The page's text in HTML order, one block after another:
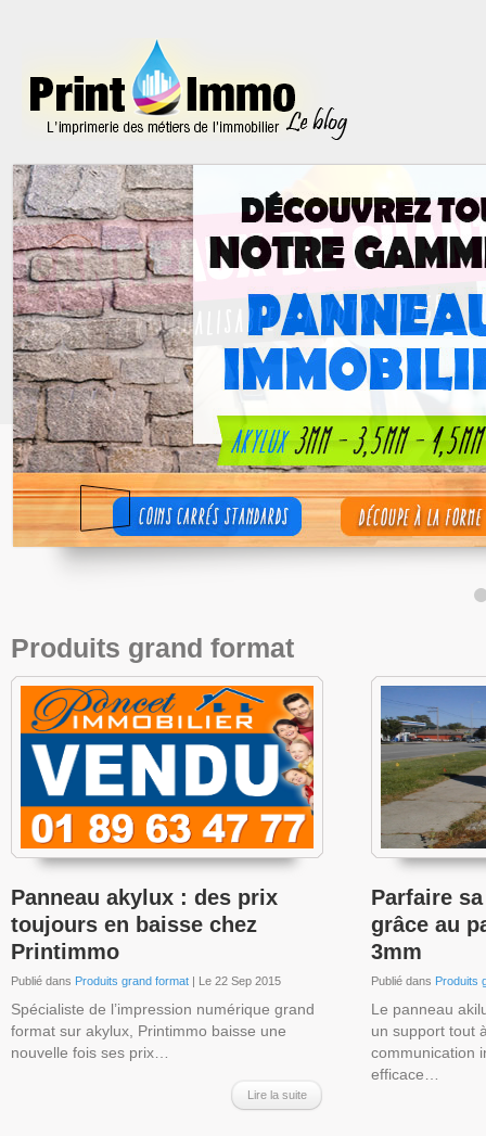
Produits grand format
Panneau akylux : des prix
toujours en baisse chez
Printimmo
Publié dans Produits grand format | Le 22 Sep 2015
Spécialiste de l’impression numérique grand
format sur akylux, Printimmo baisse une
nouvelle fois ses prix…
Lire la suite
Parfaire
grâce au
3mm
Publié dans Produits
Le panneau
un support tout
communication
efficace…